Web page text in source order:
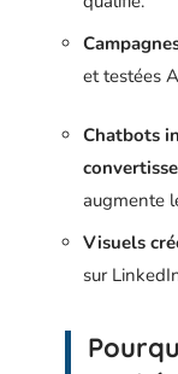
et testées
Chatbots
augmente
Visuels
sur